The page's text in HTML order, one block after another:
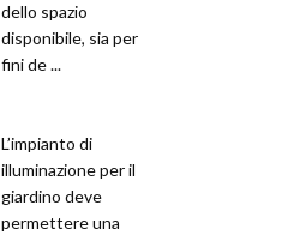
dello spazio
disponibile, sia per
fini de ...
L’impianto di
illuminazione per il
giardino deve
permettere una